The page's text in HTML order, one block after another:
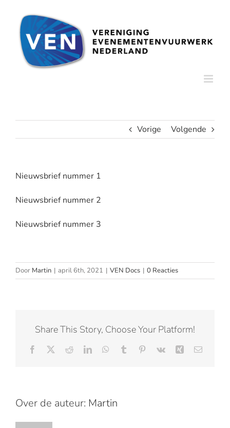
inhoud
Vorige Volgende
Nieuwsbrief nummer 1
Nieuwsbrief nummer 2
Nieuwsbrief nummer 3
Door Martin | april 6th, 2021 | VEN Docs | 0 Reacties
Share This Story, Choose Your Platform!
Facebook RedditLinkedInWhatsApp
Tumblr Pinterest
Vk Xing E-
Over de auteur: Martin